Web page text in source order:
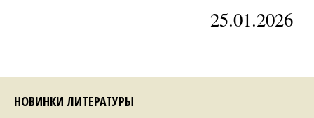
25.01.2026
НОВИНКИ ЛИТЕРАТУРЫ